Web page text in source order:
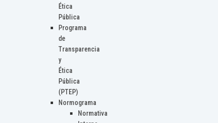
Ética
Pública
Programa
de
Transparencia
y
Ética
Pública
(PTEP)
Normograma
Normativa